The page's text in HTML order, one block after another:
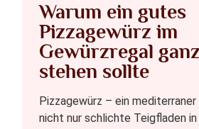
Warum ein gutes
Pizzagewürz im
Gewürzregal
stehen sollte
Pizzagewürz – ein
nicht nur schlichte Teigfladen in